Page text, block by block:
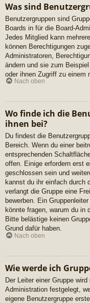
Was sind
Benutzergruppen sind
Boards in für die Board-
Jedes Mitglied kann
können Berechtigungen
Administratoren,
ändern und sie zum
oder ihnen Zugriff zu einem
Nach oben
Wo finde ich die
ihnen bei?
Du findest die
Bereich. Wenn du einer
entsprechenden
offen. Einige erfordern erst
geschlossen sein und
kannst du ihr einfach durch
verlangt die Gruppe eine
bewerben. Ein
könnte fragen, warum du in
Bitte belästige keinen
Grund dafür haben.
Nach oben
Wie werde ich
Der Leiter einer Gruppe
Administration festgelegt,
eigene Benutzergruppe